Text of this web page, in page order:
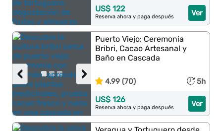
Ver
US$ 122
Reserva ahora y paga después
›
‹
Puerto Viejo: Ceremonia
Bribri, Cacao Artesanal y
Baño en Cascada
4.99 (70) 5h
Ver
US$ 126
Reserva ahora y paga después